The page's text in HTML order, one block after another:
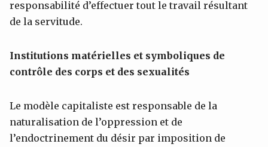
responsabilité d’effectuer tout le travail résultant
de la servitude.
Institutions matérielles et symboliques de
contrôle des corps et des sexualités
Le modèle capitaliste est responsable de la
naturalisation de l’oppression et de
l’endoctrinement du désir par imposition de